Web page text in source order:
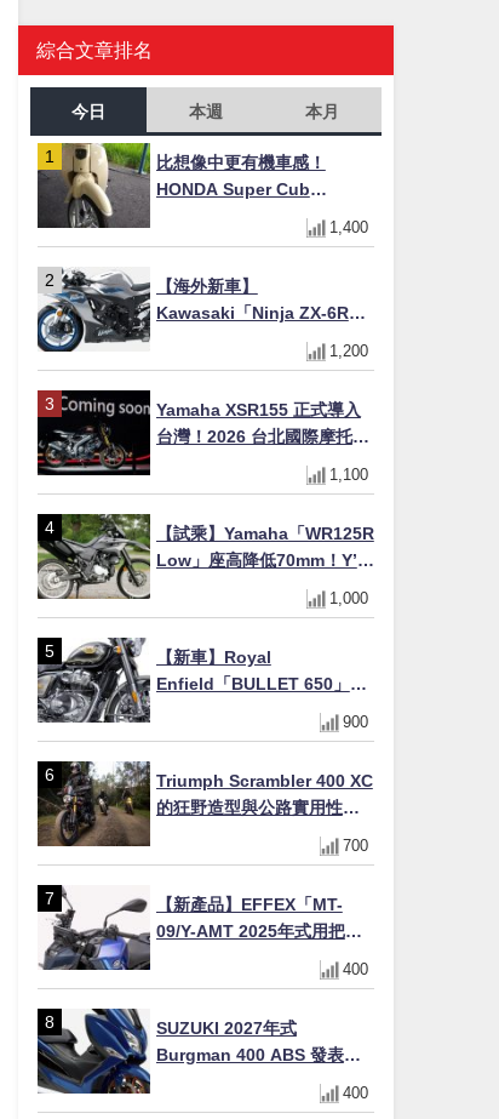
綜合文章排名
今日 本週 本月
比想像中更有機車感！
HONDA Super Cub
110【Webike愛車精選】
1,400
【海外新車】
Kawasaki「Ninja ZX-6R」
2027年式北美發表！636cc
四缸×銀河銀/暮光藍新色
美元起
1,200
Yamaha XSR155 正式導入
台灣！2026 台北國際摩托車
展亮相，70 週年紀念版
YZF-R 系列限量追加販售
1,100
【試乘】Yamaha「WR125R
Low」座高降低70mm！Y’s
Gear低座高座墊×低座高連桿
×腳踏著地感大幅改善，越野
1,000
【新車】Royal
Enfield「BULLET 650」8
月27日日本發售（98萬日圓
～）！648cc空冷並列雙缸×
色
900
Triumph Scrambler 400 XC
的狂野造型與公路實用性的
700
【新產品】EFFEX「MT-
09/Y-AMT 2025年式用把手
Easy Fit Bar Plus」！高
7mm後移16mm直上×三色×
400
SUZUKI 2027年式
Burgman 400 ABS 發表！
8/18日本上市、支援E10汽油
售價98萬100日圓
400